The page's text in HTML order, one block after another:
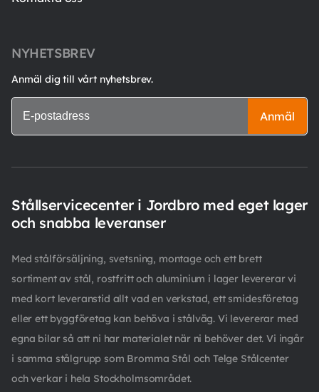
NYHETSBREV
Anmäl dig till vårt nyhetsbrev.
Anmäl
Stållservicecenter i Jordbro med eget lager
och snabba leveranser
Med stålförsäljning, svetsning, montage och ett brett
sortiment av stål, rostfritt och aluminium i lager levererar vi
med kort leveranstid allt vad en verkstad, ett smidesföretag
eller ett byggföretag kan behöva i stålväg. Vi levererar med
egna bilar så att ni har materialet när ni behöver det. Vi ingår
i samma stålgrupp som Bromma Stål och Telge Stålcenter
och verkar i hela Stockholmsområdet.